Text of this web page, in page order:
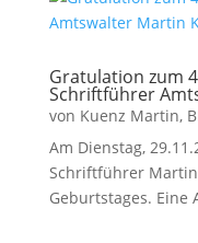
Gratulation zum
Schriftführer
von Kuenz Martin,
Am Dienstag,
Schriftführer
Geburtstages. Eine